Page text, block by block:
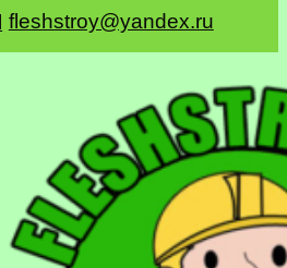
fleshstroy@yandex.ru